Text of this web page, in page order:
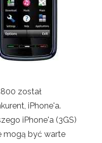
został
iPhone'a.
iPhone'a (3GS)
mogą być warte